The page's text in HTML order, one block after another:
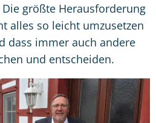
größte Herausforderung
alles so leicht umzusetzen
dass immer auch andere
und entscheiden.